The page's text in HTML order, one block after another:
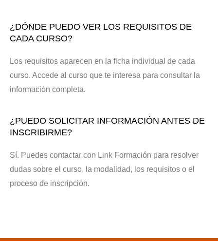
¿DÓNDE PUEDO VER LOS REQUISITOS DE
CADA CURSO?
Los requisitos aparecen en la ficha individual de cada
curso. Accede al curso que te interesa para consultar la
información completa.
¿PUEDO SOLICITAR INFORMACIÓN ANTES DE
INSCRIBIRME?
Sí. Puedes contactar con Link Formación para resolver
dudas sobre el curso, la modalidad, los requisitos o el
proceso de inscripción.